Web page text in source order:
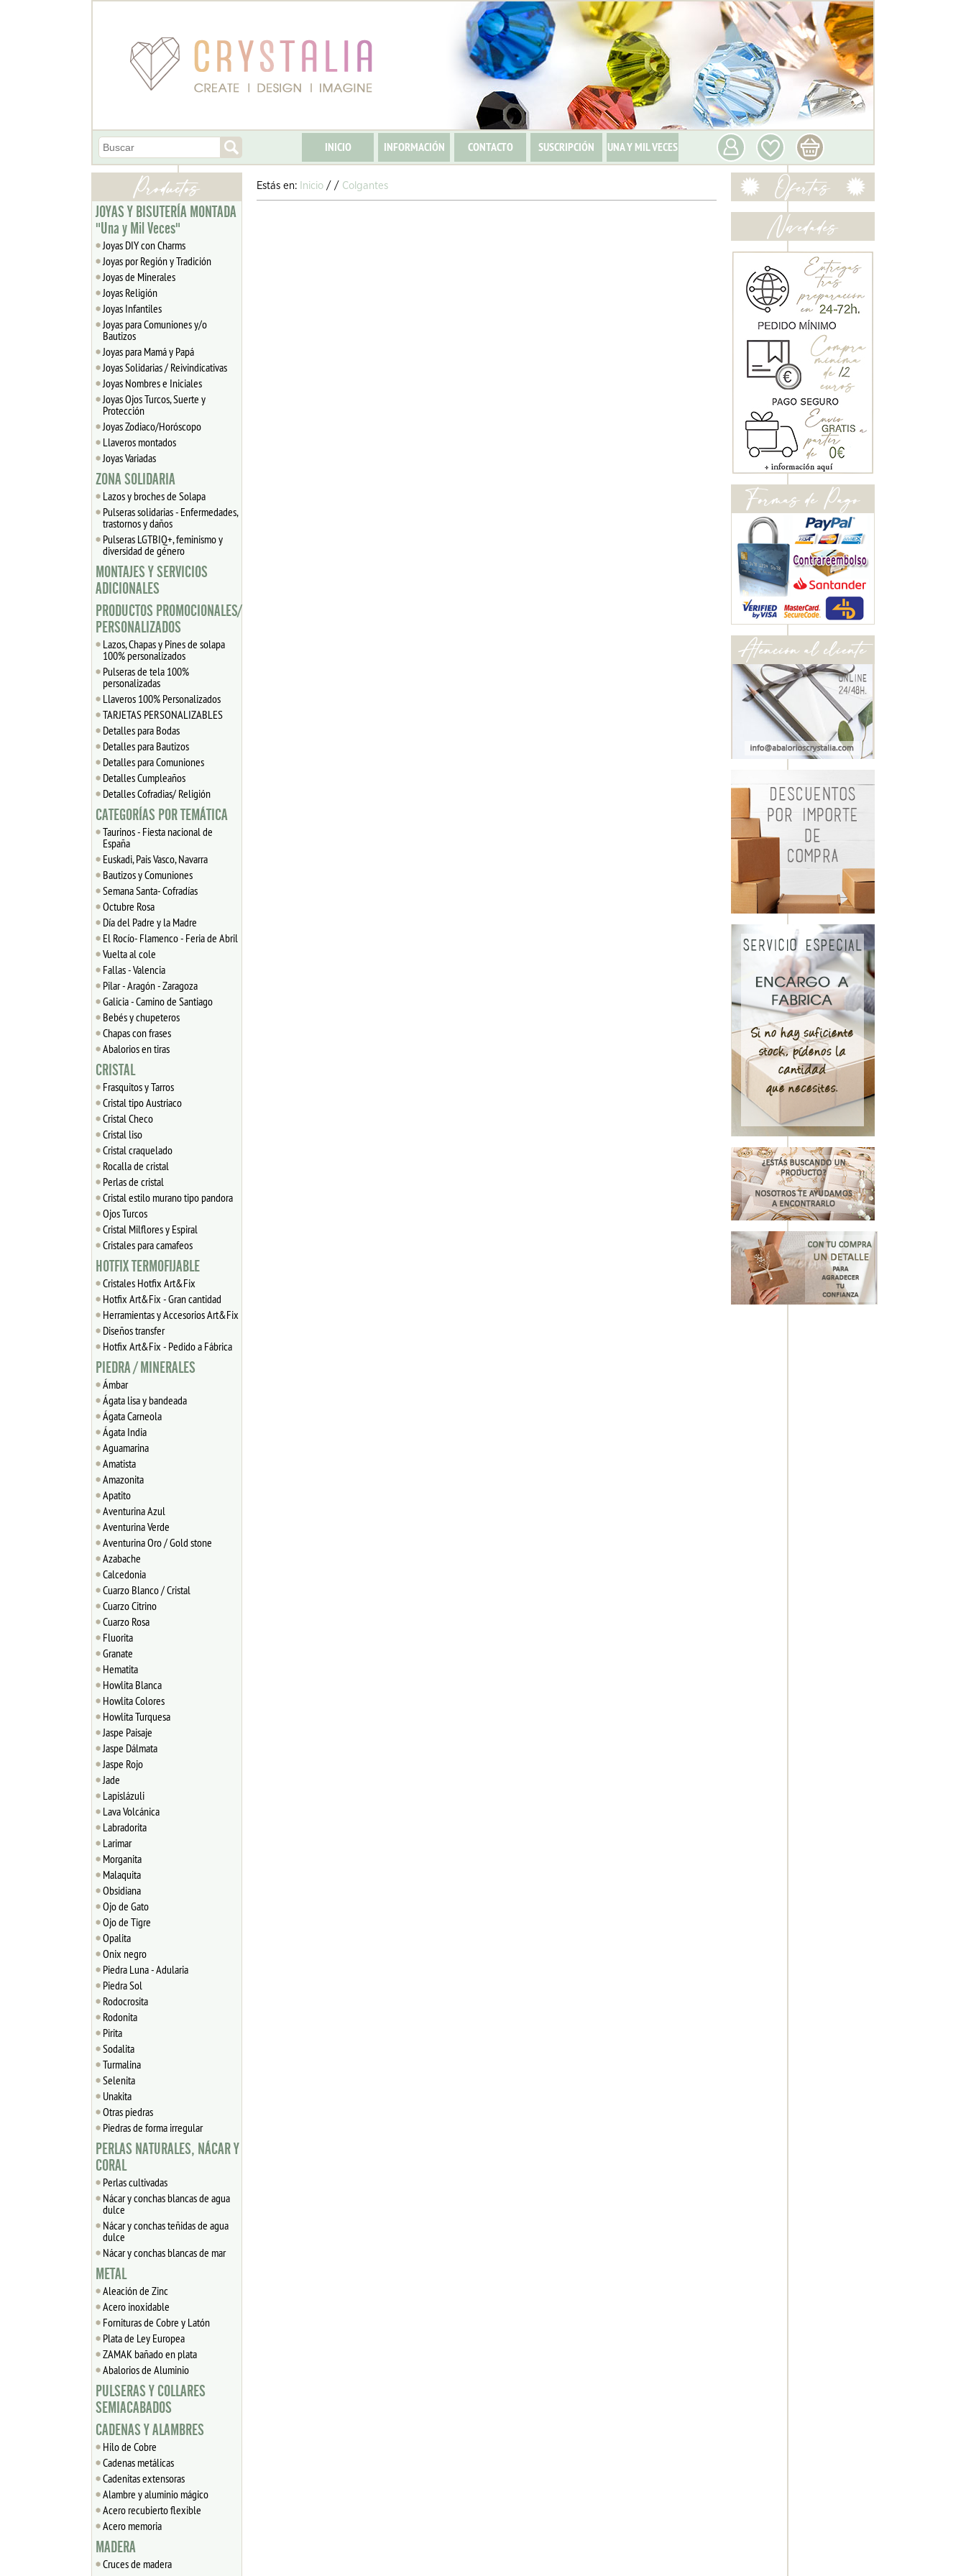
INICIO INFORMACIÓN CONTACTO SUSCRIPCIÓN UNA Y MIL VECES
JOYAS Y BISUTERÍA MONTADA
"Una y Mil Veces"
Joyas DIY con Charms
Joyas por Región y Tradición
Joyas de Minerales
Joyas Religión
Joyas Infantiles
Joyas para Comuniones y/o
Bautizos
Joyas para Mamá y Papá
Joyas Solidarias / Reivindicativas
Joyas Nombres e Iniciales
Joyas Ojos Turcos, Suerte y
Protección
Joyas Zodiaco/Horóscopo
Llaveros montados
Joyas Variadas
ZONA SOLIDARIA
Lazos y broches de Solapa
Pulseras solidarias - Enfermedades,
trastornos y daños
Pulseras LGTBIQ+, feminismo y
diversidad de género
MONTAJES Y SERVICIOS
ADICIONALES
PRODUCTOS PROMOCIONALES/
PERSONALIZADOS
Lazos, Chapas y Pines de solapa
100% personalizados
Pulseras de tela 100%
personalizadas
Llaveros 100% Personalizados
TARJETAS PERSONALIZABLES
Detalles para Bodas
Detalles para Bautizos
Detalles para Comuniones
Detalles Cumpleaños
Detalles Cofradias/ Religión
CATEGORÍAS POR TEMÁTICA
Taurinos - Fiesta nacional de
España
Euskadi, Pais Vasco, Navarra
Bautizos y Comuniones
Semana Santa- Cofradías
Octubre Rosa
Día del Padre y la Madre
El Rocío- Flamenco - Feria de Abril
Vuelta al cole
Fallas - Valencia
Pilar - Aragón - Zaragoza
Galicia - Camino de Santiago
Bebés y chupeteros
Chapas con frases
Abalorios en tiras
CRISTAL
Frasquitos y Tarros
Cristal tipo Austriaco
Cristal Checo
Cristal liso
Cristal craquelado
Rocalla de cristal
Perlas de cristal
Cristal estilo murano tipo pandora
Ojos Turcos
Cristal Milflores y Espiral
Cristales para camafeos
HOTFIX TERMOFIJABLE
Cristales Hotfix Art&Fix
Hotfix Art&Fix - Gran cantidad
Herramientas y Accesorios Art&Fix
Diseños transfer
Hotfix Art&Fix - Pedido a Fábrica
PIEDRA / MINERALES
Ámbar
Ágata lisa y bandeada
Ágata Carneola
Ágata India
Aguamarina
Amatista
Amazonita
Apatito
Aventurina Azul
Aventurina Verde
Aventurina Oro / Gold stone
Azabache
Calcedonia
Cuarzo Blanco / Cristal
Cuarzo Citrino
Cuarzo Rosa
Fluorita
Granate
Hematita
Howlita Blanca
Howlita Colores
Howlita Turquesa
Jaspe Paisaje
Jaspe Dálmata
Jaspe Rojo
Jade
Lapislázuli
Lava Volcánica
Labradorita
Larimar
Morganita
Malaquita
Obsidiana
Ojo de Gato
Ojo de Tigre
Opalita
Onix negro
Piedra Luna - Adularia
Piedra Sol
Rodocrosita
Rodonita
Pirita
Sodalita
Turmalina
Selenita
Unakita
Otras piedras
Piedras de forma irregular
PERLAS NATURALES, NÁCAR Y
CORAL
Perlas cultivadas
Nácar y conchas blancas de agua
dulce
Nácar y conchas teñidas de agua
dulce
Nácar y conchas blancas de mar
METAL
Aleación de Zinc
Acero inoxidable
Fornituras de Cobre y Latón
Plata de Ley Europea
ZAMAK bañado en plata
Abalorios de Aluminio
PULSERAS Y COLLARES
SEMIACABADOS
CADENAS Y ALAMBRES
Hilo de Cobre
Cadenas metálicas
Cadenitas extensoras
Alambre y aluminio mágico
Acero recubierto flexible
Acero memoria
MADERA
Cruces de madera
Estás en: Inicio / / Colgantes